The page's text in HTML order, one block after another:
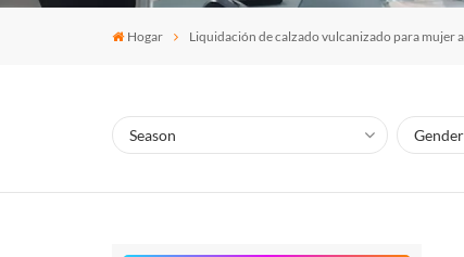
Hogar Liquidación de calzado vulcanizado para mujer